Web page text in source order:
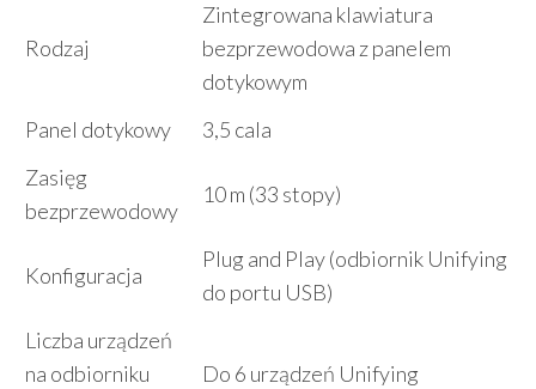
Rodzaj
Zintegrowana klawiatura
bezprzewodowa z panelem
dotykowym
Panel dotykowy
3,5 cala
Zasięg
bezprzewodowy
10 m (33 stopy)
Konfiguracja
Plug and Play (odbiornik Unifying
do portu USB)
Liczba urządzeń
na odbiorniku
Do 6 urządzeń Unifying